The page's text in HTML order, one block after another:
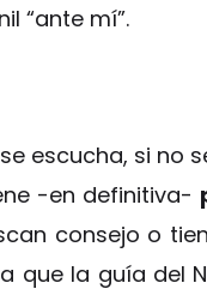
“ante mí”.
escucha, si no
-en definitiva-
consejo o
que la guía del